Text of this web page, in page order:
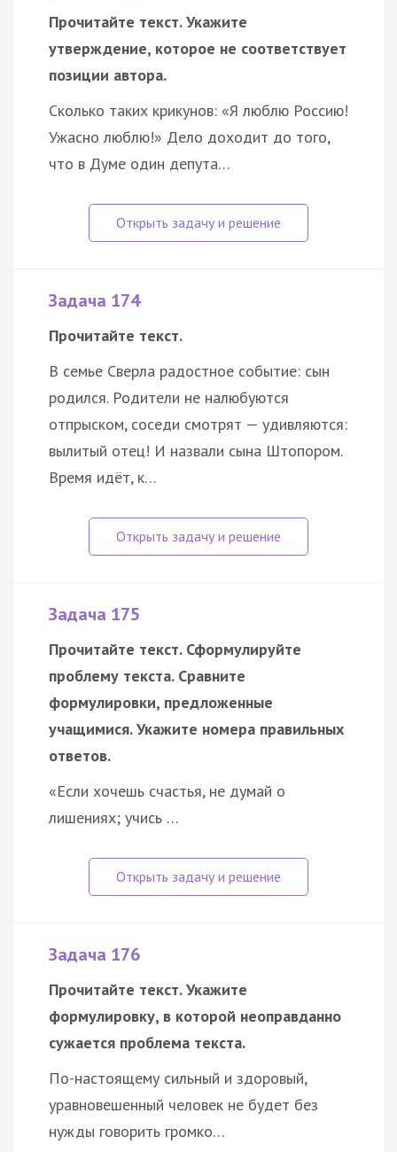
Прочитайте текст. Укажите
утверждение, которое не соответствует
позиции автора.
Сколько таких крикунов: «Я люблю Россию!
Ужасно люблю!» Дело доходит до того,
что в Думе один депута…
Задача 174
Прочитайте текст.
В семье Сверла радостное событие: сын
родился. Родители не налюбуются
отпрыском, соседи смотрят — удивляются:
вылитый отец! И назвали сына Штопором.
Время идёт, к…
Задача 175
Прочитайте текст. Сформулируйте
проблему текста. Сравните
формулировки, предложенные
учащимися. Укажите номера правильных
ответов.
«Если хочешь счастья, не думай о
лишениях; учись …
Задача 176
Прочитайте текст. Укажите
формулировку, в которой неоправданно
сужается проблема текста.
По-настоящему сильный и здоровый,
уравновешенный человек не будет без
нужды говорить громко…